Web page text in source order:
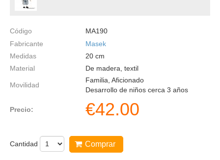
Código
MA190
Fabricante
Masek
Medidas
20 cm
Material
De madera, textil
Movilidad
Familia, Aficionado
Desarrollo de niños cerca 3 años
Precio: €42.00
Cantidad Comprar